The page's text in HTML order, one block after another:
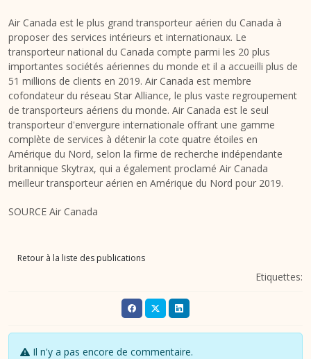
Air Canada est le plus grand transporteur aérien du Canada à
proposer des services intérieurs et internationaux. Le
transporteur national du Canada compte parmi les 20 plus
importantes sociétés aériennes du monde et il a accueilli plus de
51 millions de clients en 2019. Air Canada est membre
cofondateur du réseau Star Alliance, le plus vaste regroupement
de transporteurs aériens du monde. Air Canada est le seul
transporteur d'envergure internationale offrant une gamme
complète de services à détenir la cote quatre étoiles en
Amérique du Nord, selon la firme de recherche indépendante
britannique Skytrax, qui a également proclamé Air Canada
meilleur transporteur aérien en Amérique du Nord pour 2019.
SOURCE Air Canada
Retour à la liste des publications
Etiquettes:
Il n'y a pas encore de commentaire.